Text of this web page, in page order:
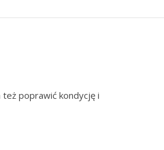
też poprawić kondycję i